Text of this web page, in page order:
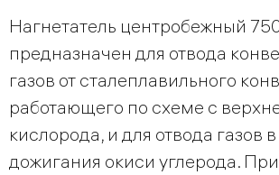
Нагнетатель центробежный
предназначен для отвода
газов от сталеплавильного
работающего по схеме с
кислорода, и для отвода газов
дожигания окиси углерода.